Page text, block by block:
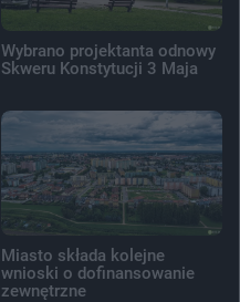
Wybrano projektanta odnowy
Skweru Konstytucji 3 Maja
Miasto składa kolejne
wnioski o dofinansowanie
zewnętrzne